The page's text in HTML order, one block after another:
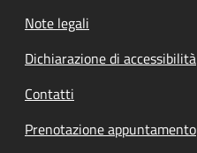
Note legali
Dichiarazione di accessibilità
Contatti
Prenotazione appuntamento